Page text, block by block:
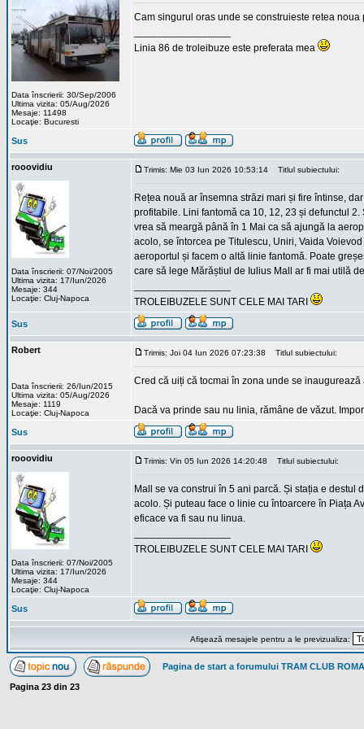
Data înscrierii: 30/Sep/2006
Ultima vizita: 05/Aug/2026
Mesaje: 11498
Locaţie: Bucuresti
Cam singurul oras unde se construieste retea noua
Linia 86 de troleibuze este preferata mea
Sus
rooovidiu
Data înscrierii: 07/Noi/2005
Ultima vizita: 17/Iun/2026
Mesaje: 344
Locaţie: Cluj-Napoca
Trimis: Mie 03 Iun 2026 10:53:14 Titlul subiectului:
Rețea nouă ar însemna străzi mari și fire întinse,
profitabile. Lini fantomă ca 10, 12, 23 și defunctul
vrea să meargă până în 1 Mai ca să ajungă la
acolo, se întorcea pe Titulescu, Uniri, Vaida
aeroportul și facem o altă linie fantomă. Poate
care să lege Mărăștiul de Iulius Mall ar fi mai utilă
TROLEIBUZELE SUNT CELE MAI TARI
Sus
Robert
Data înscrierii: 26/Iun/2015
Ultima vizita: 05/Aug/2026
Mesaje: 1119
Locaţie: Cluj-Napoca
Trimis: Joi 04 Iun 2026 07:23:38 Titlul subiectului:
Cred că uiți că tocmai în zona unde se
Dacă va prinde sau nu linia, rămâne de văzut.
Sus
rooovidiu
Data înscrierii: 07/Noi/2005
Ultima vizita: 17/Iun/2026
Mesaje: 344
Locaţie: Cluj-Napoca
Trimis: Vin 05 Iun 2026 14:20:48 Titlul subiectului:
Mall se va construi în 5 ani parcă. Și stația e
acolo. Și puteau face o linie cu întoarcere în Piața
eficace va fi sau nu linua.
TROLEIBUZELE SUNT CELE MAI TARI
Sus
Afişează mesajele pentru a le previzualiza:
Pagina de start a forumului TRAM CLUB
Pagina 23 din 23